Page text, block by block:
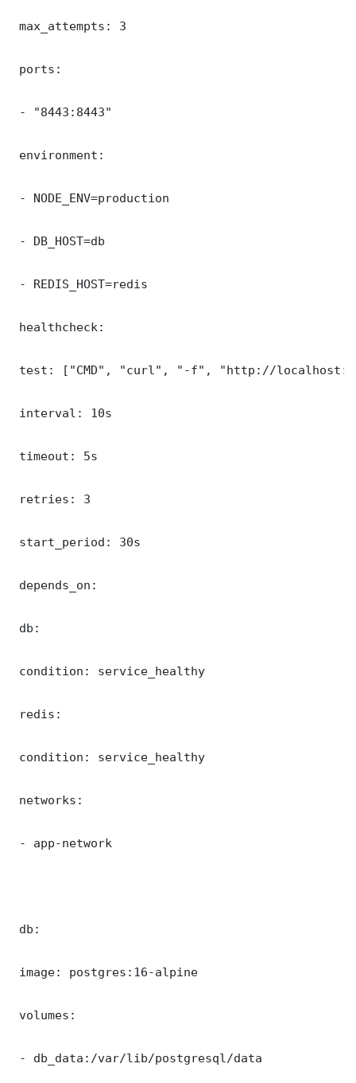
max_attempts: 3
ports:
- "8443:8443"
environment:
- NODE_ENV=production
- DB_HOST=db
- REDIS_HOST=redis
healthcheck:
test: ["CMD", "curl", "-f", "http://
interval: 10s
timeout: 5s
retries: 3
start_period: 30s
depends_on:
db:
condition: service_healthy
redis:
condition: service_healthy
networks:
- app-network
db:
image: postgres:16-alpine
volumes:
- db_data:/var/lib/postgresql/data